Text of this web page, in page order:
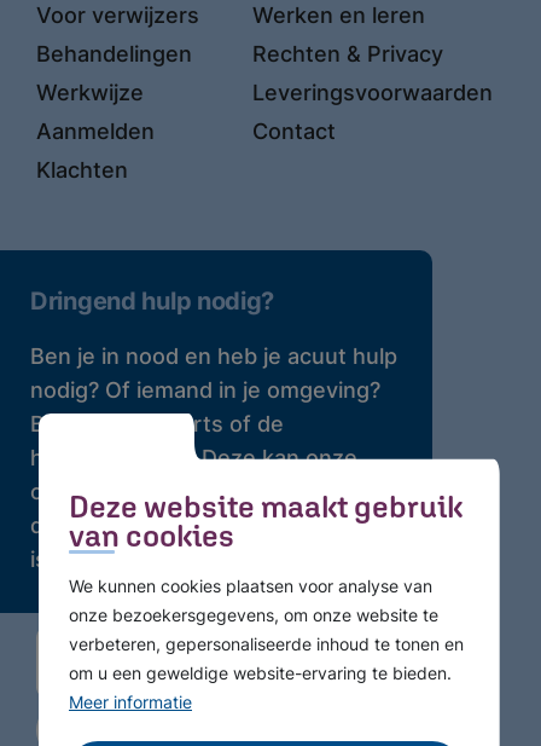
Deze website maakt gebruik
van cookies
We kunnen cookies plaatsen voor analyse van
onze bezoekersgegevens, om onze website te
verbeteren, gepersonaliseerde inhoud te tonen en
om u een geweldige website-ervaring te bieden.
Meer informatie
Voor verwijzers
Behandelingen
Werkwijze
Aanmelden
Klachten
Werken en leren
Rechten & Privacy
Leveringsvoorwaarden
Contact
Dringend hulp nodig?
Ben je in nood en heb je acuut hulp
nodig? Of iemand in je omgeving?
Bel dan je huisarts of de
huisartsenpost. Deze kan onze
crisisdienst bellen waar 24 uur per
dag professionele hulp beschikbaar
is.